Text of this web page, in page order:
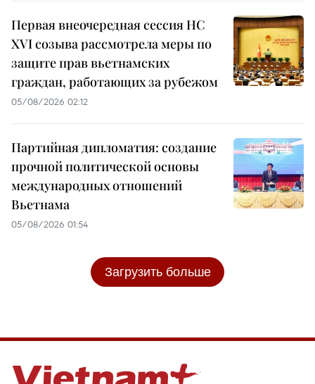
Первая внеочередная сессия НС
XVI созыва рассмотрела меры по
защите прав вьетнамских
граждан, работающих за рубежом
05/08/2026 02:12
Партийная дипломатия: создание
прочной политической основы
международных отношений
Вьетнама
05/08/2026 01:54
Загрузить больше